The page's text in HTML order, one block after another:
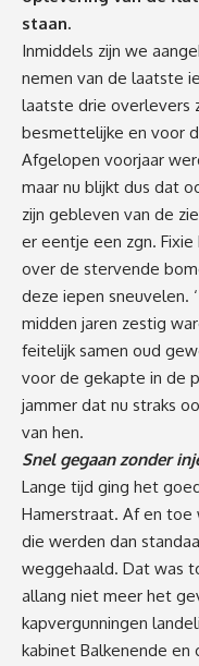
staan.
Inmiddels zijn we
nemen van de laatste
laatste drie overlevers
besmettelijke en voor
Afgelopen voorjaar
maar nu blijkt dus dat
zijn gebleven van de
er eentje een zgn.
over de stervende
deze iepen sneuvelen.
midden jaren zestig
feitelijk samen oud
voor de gekapte in de
jammer dat nu straks
van hen.
Snel gegaan zonder
Lange tijd ging het
Hamerstraat. Af en toe
die werden dan
weggehaald. Dat was
allang niet meer het
kapvergunningen
kabinet Balkenende en